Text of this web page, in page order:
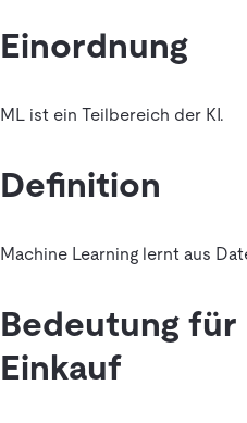
Einordnung
ML ist ein Teilbereich der KI.
Definition
Machine Learning lernt aus
Bedeutung für
Einkauf